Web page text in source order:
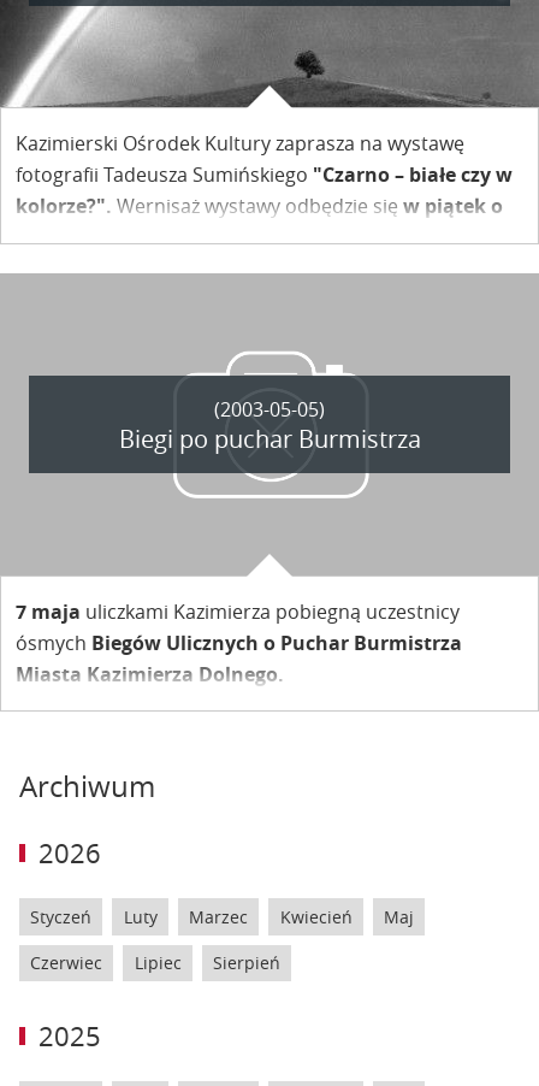
Kazimierski Ośrodek Kultury zaprasza na wystawę
fotografii Tadeusza Sumińskiego "Czarno – białe czy w
kolorze?". Wernisaż wystawy odbędzie się w piątek o
godz. 17.00w siedzibie Kazimierskiego Ośrodka Kultury,
przy ul. Lubelskiej 12.
(2003-05-05)
Biegi po puchar Burmistrza
7 maja uliczkami Kazimierza pobiegną uczestnicy
ósmych Biegów Ulicznych o Puchar Burmistrza
Miasta Kazimierza Dolnego.
Archiwum
2026
Styczeń Luty Marzec Kwiecień Maj
Czerwiec Lipiec Sierpień
2025